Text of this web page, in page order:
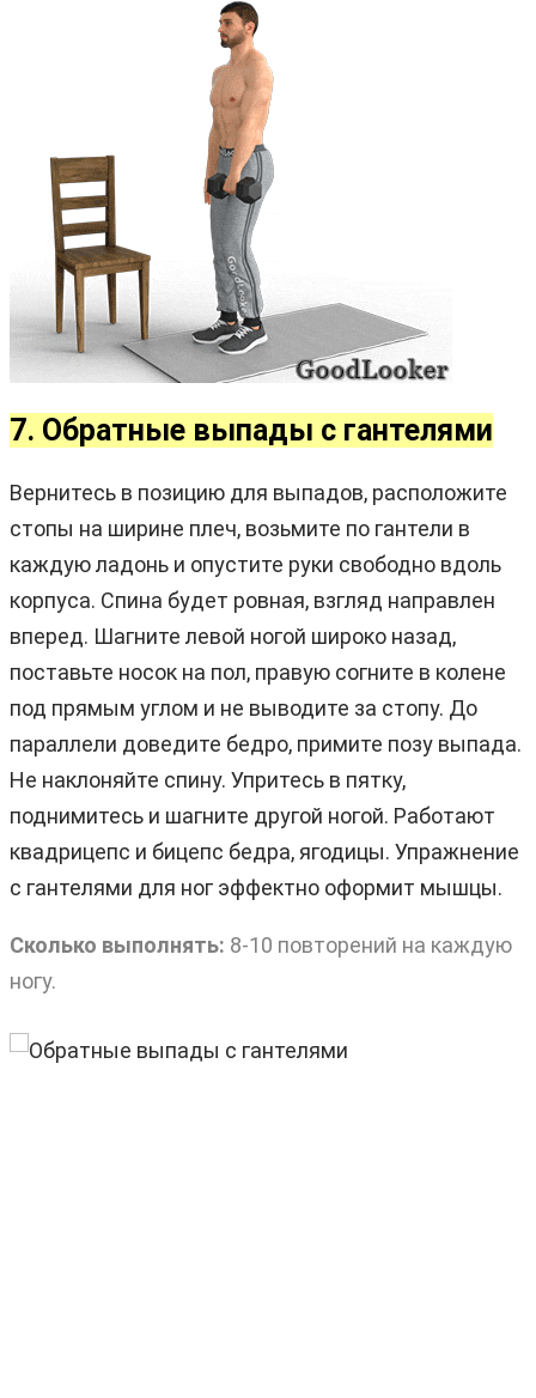
7. Обратные выпады с гантелями
Вернитесь в позицию для выпадов, расположите
стопы на ширине плеч, возьмите по гантели в
каждую ладонь и опустите руки свободно вдоль
корпуса. Спина будет ровная, взгляд направлен
вперед. Шагните левой ногой широко назад,
поставьте носок на пол, правую согните в колене
под прямым углом и не выводите за стопу. До
параллели доведите бедро, примите позу выпада.
Не наклоняйте спину. Упритесь в пятку,
поднимитесь и шагните другой ногой. Работают
квадрицепс и бицепс бедра, ягодицы. Упражнение
с гантелями для ног эффектно оформит мышцы.
Сколько выполнять: 8-10 повторений на каждую
ногу.